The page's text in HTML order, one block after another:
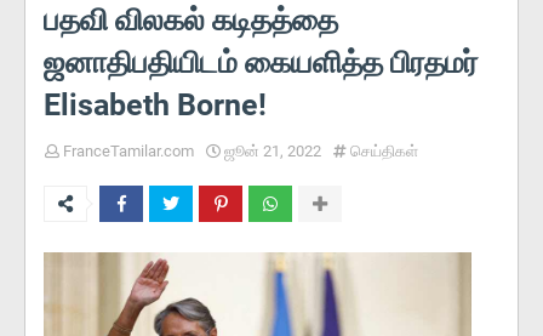
பதவி விலகல் கடிதத்தை
ஜனாதிபதியிடம் கையளித்த பிரதமர்
Elisabeth Borne!
FranceTamilar.com ஜூன் 21, 2022 செய்திகள்